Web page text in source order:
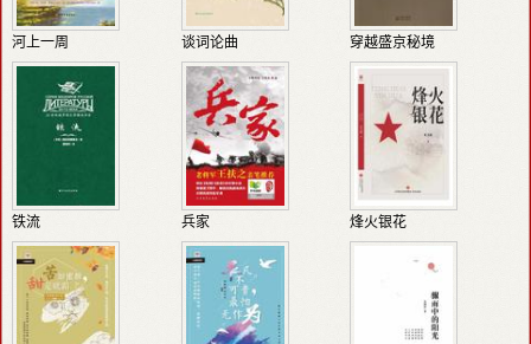
河上一周 谈词论曲 穿越盛京秘境
铁流 兵家 烽火银花